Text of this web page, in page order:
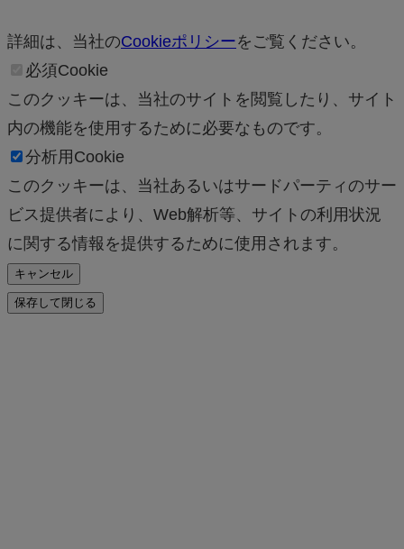
詳細は、当社のCookieポリシーをご覧ください。
必須Cookie
このクッキーは、当社のサイトを閲覧したり、サイト
内の機能を使用するために必要なものです。
分析用Cookie
このクッキーは、当社あるいはサードパーティのサー
ビス提供者により、Web解析等、サイトの利用状況
に関する情報を提供するために使用されます。
キャンセル
保存して閉じる